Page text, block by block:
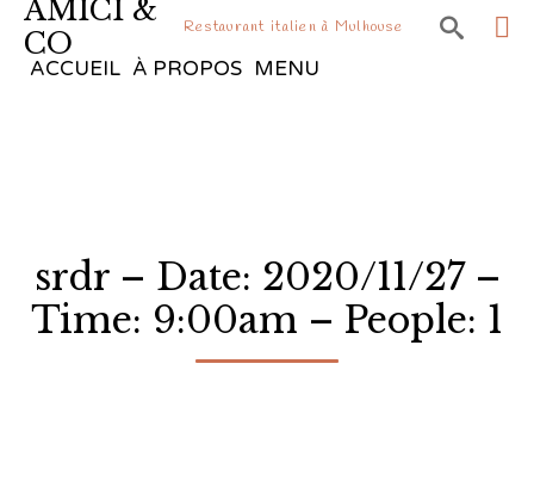
AMICI &
CO
Restaurant italien à Mulhouse 
ACCUEIL À PROPOS MENU
srdr – Date: 2020/11/27 –
Time: 9:00am – People: 1